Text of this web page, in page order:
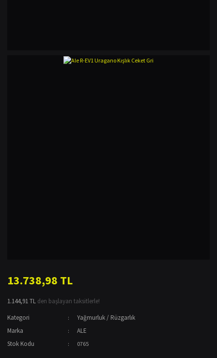
13.738,98 TL
1.144,91 TL den başlayan taksitlerle!
Kategori
Yağmurluk / Rüzgarlık
Marka
ALE
Stok Kodu
0765